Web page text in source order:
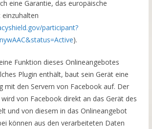
eine Garantie, das europäische
participant?
).
Funktion dieses Onlineangebotes
Plugin enthält, baut sein Gerät eine
mit den Servern von Facebook auf. Der
von Facebook direkt an das Gerät des
und von diesem in das Onlineangebot
können aus den verarbeiteten Daten